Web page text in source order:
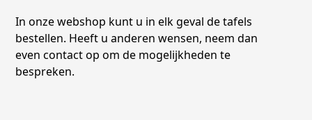
In onze webshop kunt u in elk geval de tafels
bestellen. Heeft u anderen wensen, neem dan
even contact op om de mogelijkheden te
bespreken.